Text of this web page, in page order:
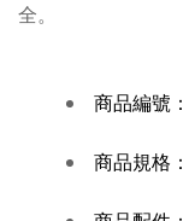
全。
商品編號：
商品規格：